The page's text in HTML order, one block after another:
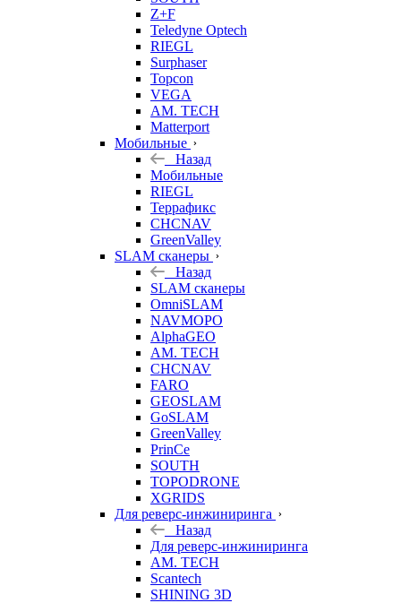
Z+F
Teledyne Optech
RIEGL
Surphaser
Topcon
VEGA
AM. TECH
Matterport
Мобильные
Назад
Мобильные
RIEGL
Террафикс
CHCNAV
GreenValley
SLAM сканеры
Назад
SLAM сканеры
OmniSLAM
NAVMOPO
AlphaGEO
AM. TECH
CHCNAV
FARO
GEOSLAM
GoSLAM
GreenValley
PrinCe
SOUTH
TOPODRONE
XGRIDS
Для реверс-инжиниринга
Назад
Для реверс-инжиниринга
AM. TECH
Scantech
SHINING 3D